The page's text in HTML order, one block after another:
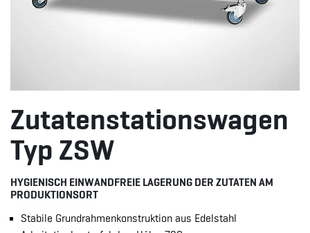
Zutatenstationswagen
Typ ZSW
HYGIENISCH EINWANDFREIE LAGERUNG DER ZUTATEN AM
PRODUKTIONSORT
Stabile Grundrahmenkonstruktion aus Edelstahl